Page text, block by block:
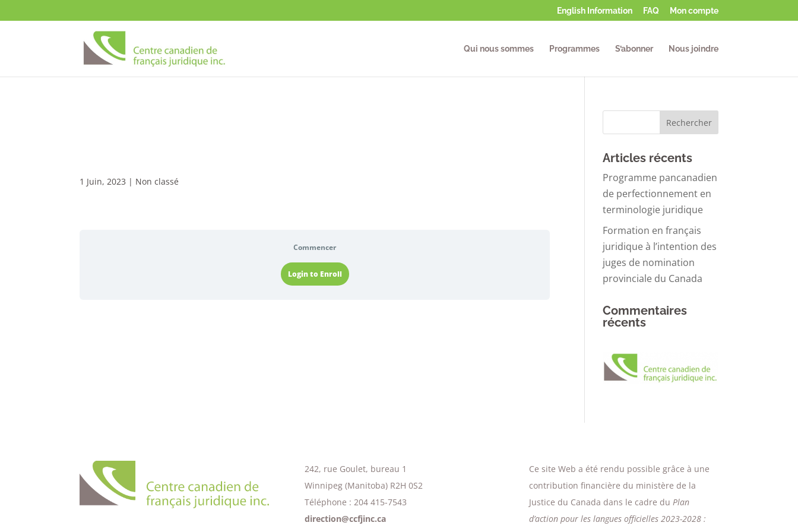
English Information FAQ Mon compte
Qui nous sommes Programmes S’abonner Nous joindre
1 Juin, 2023 | Non classé
Commencer
Login to Enroll
Articles récents
Programme pancanadien
de perfectionnement en
terminologie juridique
Formation en français
juridique à l’intention des
juges de nomination
provinciale du Canada
Commentaires
récents
242, rue Goulet, bureau 1
Winnipeg (Manitoba) R2H 0S2
Téléphone : 204 415-7543
direction@ccfjinc.ca
Ce site Web a été rendu possible grâce à une
contribution financière du ministère de la
Justice du Canada dans le cadre du Plan
d’action pour les langues officielles 2023-2028 :